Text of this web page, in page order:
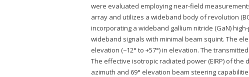
were evaluated employing near-field
array and utilizes a wideband body of revolution
incorporating a wideband gallium nitride (GaN)
wideband signals with minimal beam squint. The
elevation (−12° to +57°) in elevation. The
The effective isotropic radiated power (EIRP) of the
azimuth and 69° elevation beam steering